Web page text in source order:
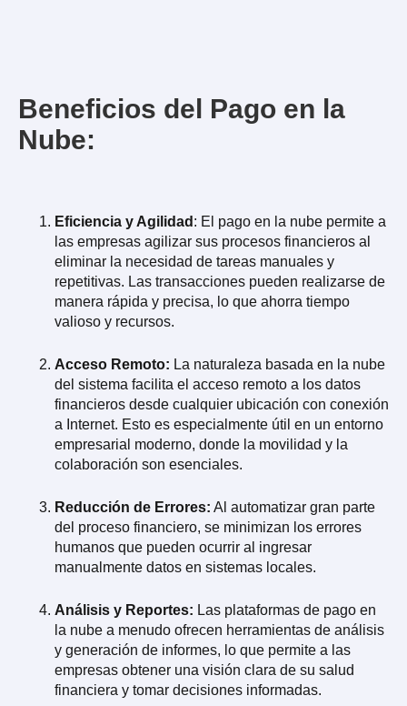
Beneficios del Pago en la
Nube:
Eficiencia y Agilidad : El pago en la nube permite a
las empresas agilizar sus procesos financieros al
eliminar la necesidad de tareas manuales y
repetitivas. Las transacciones pueden realizarse de
manera rápida y precisa, lo que ahorra tiempo
valioso y recursos.
Acceso Remoto: La naturaleza basada en la nube
del sistema facilita el acceso remoto a los datos
financieros desde cualquier ubicación con conexión
a Internet. Esto es especialmente útil en un entorno
empresarial moderno, donde la movilidad y la
colaboración son esenciales.
Reducción de Errores: Al automatizar gran parte
del proceso financiero, se minimizan los errores
humanos que pueden ocurrir al ingresar
manualmente datos en sistemas locales.
Análisis y Reportes: Las plataformas de pago en
la nube a menudo ofrecen herramientas de análisis
y generación de informes, lo que permite a las
empresas obtener una visión clara de su salud
financiera y tomar decisiones informadas.